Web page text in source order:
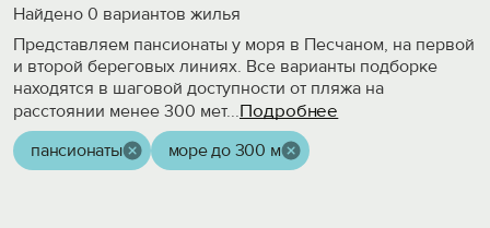
Найдено 0 вариантов жилья
Представляем пансионаты у моря в Песчаном, на первой
и второй береговых линиях. Все варианты подборке
находятся в шаговой доступности от пляжа на
расстоянии менее 300 мет...Подробнее
пансионаты море до 300 м